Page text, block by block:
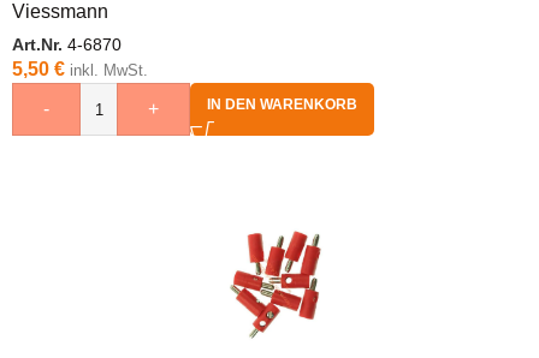
Viessmann
Art.Nr. 4-6870
5,50 € inkl. MwSt.
- + IN DEN WARENKORB